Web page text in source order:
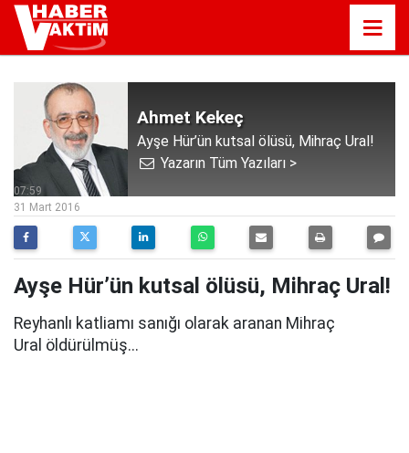
Ahmet Kekeç
Ayşe Hür’ün kutsal ölüsü, Mihraç Ural!
Yazarın Tüm Yazıları >
07:59
31 Mart 2016
Ayşe Hür’ün kutsal ölüsü, Mihraç Ural!
Reyhanlı katliamı sanığı olarak aranan Mihraç
Ural öldürülmüş...